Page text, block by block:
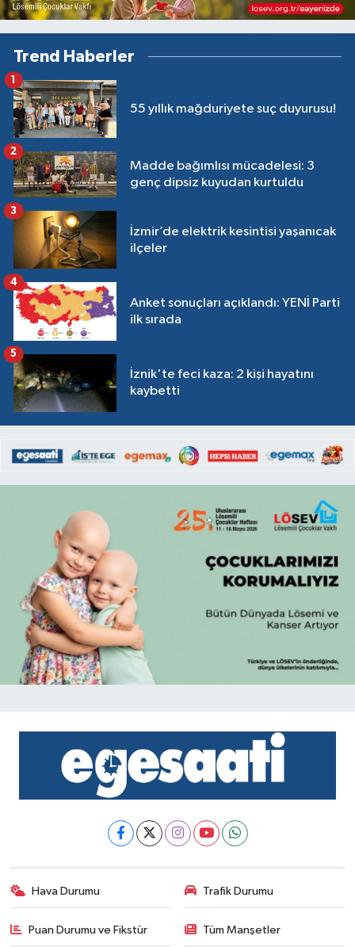
Trend Haberler
55 yıllık mağduriyete suç duyurusu!
1
Madde bağımlısı mücadelesi: 3
genç dipsiz kuyudan kurtuldu
2
İzmir’de elektrik kesintisi yaşanıcak
ilçeler
3
Anket sonuçları açıklandı: YENİ Parti
ilk sırada
4
İznik'te feci kaza: 2 kişi hayatını
kaybetti
5
Hava Durumu Trafik Durumu
Puan Durumu ve Fikstür Tüm Manşetler